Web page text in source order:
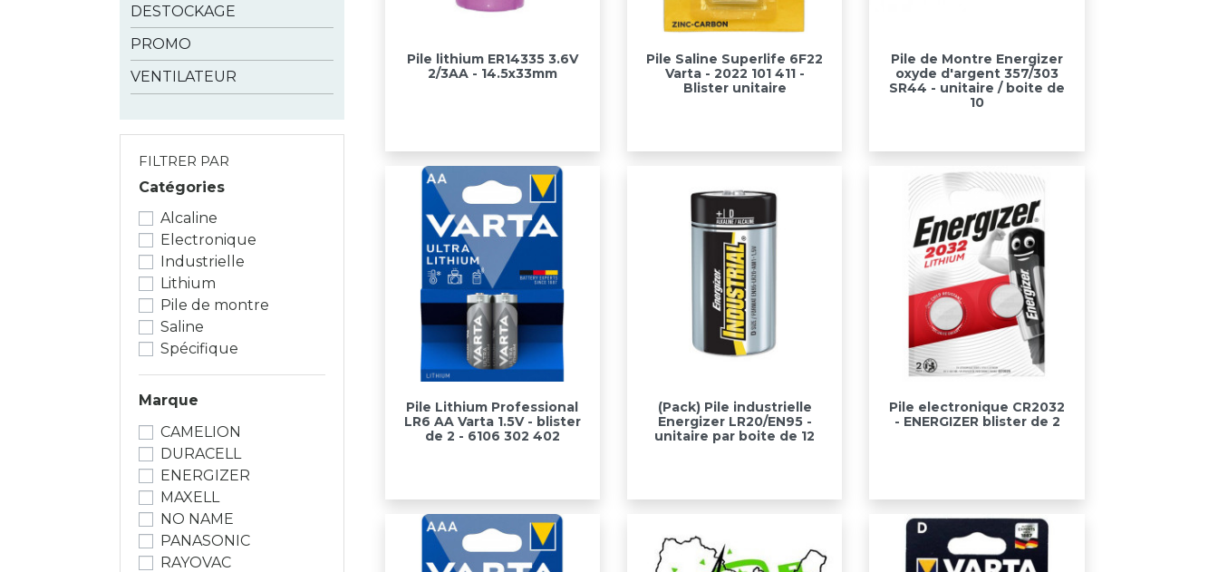
DESTOCKAGE
PROMO
VENTILATEUR
FILTRER PAR
Catégories
Alcaline
Electronique
Industrielle
Lithium
Pile de montre
Saline
Spécifique
Marque
CAMELION
DURACELL
ENERGIZER
MAXELL
NO NAME
PANASONIC
RAYOVAC
 Aperçu rapide
Pile lithium ER14335 3.6V
2/3AA - 14.5x33mm
Aperçu rapide
Pile Saline Superlife 6F22
Varta - 2022 101 411 -
Blister unitaire
 Aperçu rapide
Pile de Montre Energizer
oxyde d'argent 357/303
SR44 - unitaire / boite de
10
 Aperçu rapide
Pile Lithium Professional
LR6 AA Varta 1.5V - blister
de 2 - 6106 302 402
 Aperçu rapide
(Pack) Pile industrielle
Energizer LR20/EN95 -
unitaire par boite de 12
 Aperçu rapide
Pile electronique CR2032
- ENERGIZER blister de 2